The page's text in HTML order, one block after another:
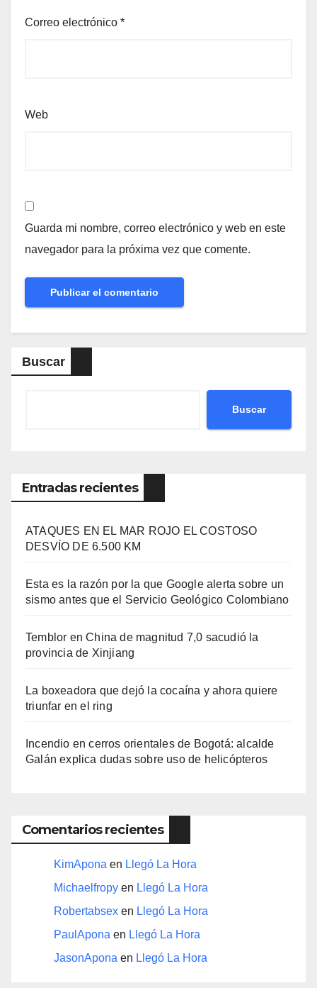
Correo electrónico *
Web
Guarda mi nombre, correo electrónico y web en este
navegador para la próxima vez que comente.
Buscar
Buscar
Entradas recientes
ATAQUES EN EL MAR ROJO EL COSTOSO
DESVÍO DE 6.500 KM
Esta es la razón por la que Google alerta sobre un
sismo antes que el Servicio Geológico Colombiano
Temblor en China de magnitud 7,0 sacudió la
provincia de Xinjiang
La boxeadora que dejó la cocaína y ahora quiere
triunfar en el ring​
Incendio en cerros orientales de Bogotá: alcalde
Galán explica dudas sobre uso de helicópteros
Comentarios recientes
KimApona en Llegó La Hora
Michaelfropy en Llegó La Hora
Robertabsex en Llegó La Hora
PaulApona en Llegó La Hora
JasonApona en Llegó La Hora